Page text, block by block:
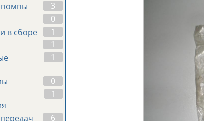
помпы
3
0
в сборе
1
1
1
0
1
6